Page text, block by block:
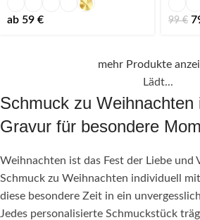
ab 59 € 99€
mehr Produkte
Lädt...
Schmuck zu Weihnachten
Gravur für besondere
Weihnachten ist das Fest der Liebe und
Schmuck zu Weihnachten individuell
diese besondere Zeit in ein
Jedes personalisierte Schmuckstück